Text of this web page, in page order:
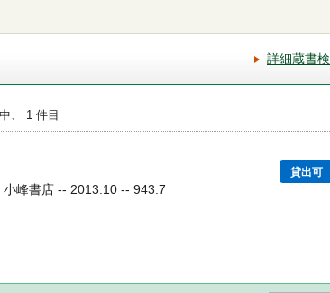
詳細蔵書
、 1 件目
貸出可
峰書店 -- 2013.10 -- 943.7